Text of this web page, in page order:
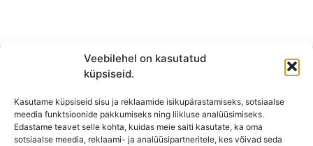
Veebilehel on kasutatud
küpsiseid.
Kasutame küpsiseid sisu ja reklaamide isikupärastamiseks, sotsiaalse
meedia funktsioonide pakkumiseks ning liikluse analüüsimiseks.
Edastame teavet selle kohta, kuidas meie saiti kasutate, ka oma
sotsiaalse meedia, reklaami- ja analüüsipartneritele, kes võivad seda